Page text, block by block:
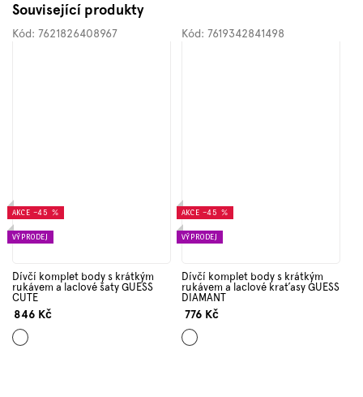
Související produkty
AKCE –45 %
VÝPRODEJ
Dívčí komplet body s krátkým
rukávem a laclové šaty GUESS
CUTE
846 Kč
Mix
barev
Kód: 7621826408967
AKCE –45 %
VÝPRODEJ
Dívčí komplet body s krátkým
rukávem a laclové kraťasy GUESS
DIAMANT
776 Kč
Mix
barev
Kód: 7619342841498